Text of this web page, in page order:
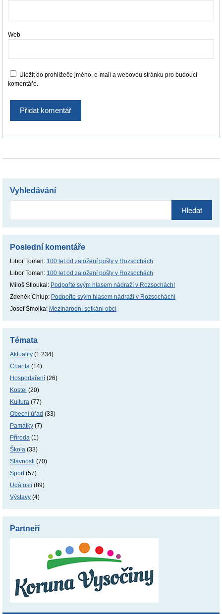
Web
Uložit do prohlížeče jméno, e-mail a webovou stránku pro budoucí
komentáře.
Vyhledávání
Poslední komentáře
Libor Toman: 100 let od založení pošty v Rozsochách
Libor Toman: 100 let od založení pošty v Rozsochách
Miloš Stloukal : Podpořte svým hlasem nádraží v Rozsochách!
Zdeněk Chlup: Podpořte svým hlasem nádraží v Rozsochách!
Josef Smolka: Mezinárodní setkání obcí
Témata
Aktuality (1 234)
Charita (14)
Hospodaření (26)
Kostel (20)
Kultura (77)
Obecní úřad (33)
Památky (7)
Příroda (1)
Škola (33)
Slavnosti (70)
Sport(57)
Události (89)
Výstavy (4)
Partneři